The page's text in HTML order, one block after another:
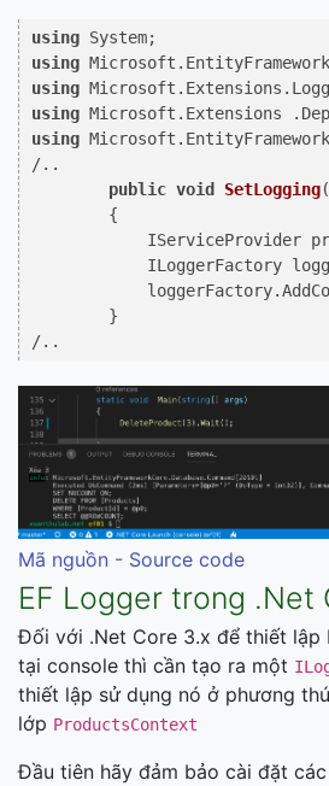
using
using
using
using
using
/..
public void SetLogging
        {
IServiceProvider
ILoggerFactory
        }
Mã nguồn - Source code
EF Logger trong .Net
Đối với .Net Core 3.x để thiết lập
tại console thì cần tạo ra một
thiết lập sử dụng nó ở phương
lớp ProductsContext
Đầu tiên hãy đảm bảo cài đặt